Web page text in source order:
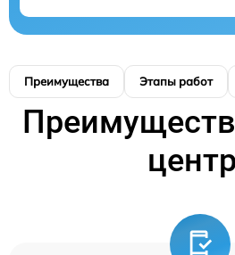
Преимущества Этапы работ